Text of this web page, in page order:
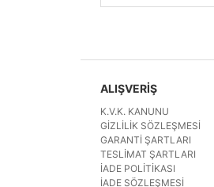
ALIŞVERİŞ
K.V.K. KANUNU
GIZLILIK SÖZLEŞMESI
GARANTI ŞARTLARI
TESLIMAT ŞARTLARI
İADE POLITIKASI
İADE SÖZLEŞMESI